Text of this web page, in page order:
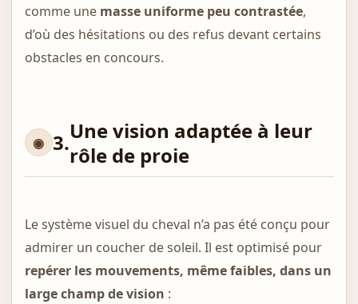
comme une masse uniforme peu contrastée,
d’où des hésitations ou des refus devant certains
obstacles en concours.
3.Une vision adaptée à leur
rôle de proie
Le système visuel du cheval n’a pas été conçu pour
admirer un coucher de soleil. Il est optimisé pour
repérer les mouvements, même faibles, dans un
large champ de vision :